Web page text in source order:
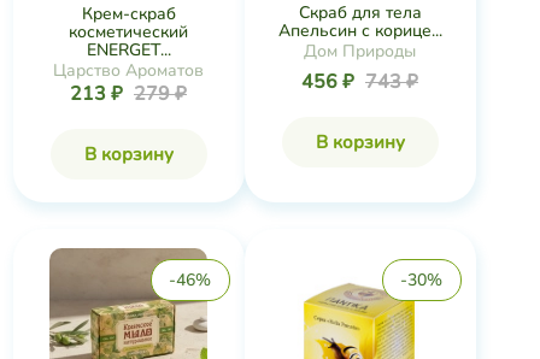
Крем-скраб
косметический
ENERGET...
Царство Ароматов
213 ₽ 279 ₽
В корзину
Скраб для тела
Апельсин с корице...
Дом Природы
456 ₽ 743 ₽
В корзину
-46% -30%